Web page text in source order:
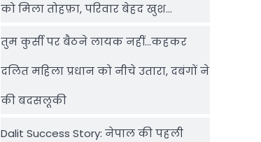
को मिला तोहफ़ा, परिवार बेहद खुश…
तुम कुर्सी पर बैठने लायक नहीं…कहकर
दलित महिला प्रधान को नीचे उतारा, दबंगों ने
की बदसलूकी
Dalit Success Story: नेपाल की पहली